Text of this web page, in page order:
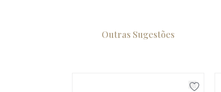
Outras Sugestões